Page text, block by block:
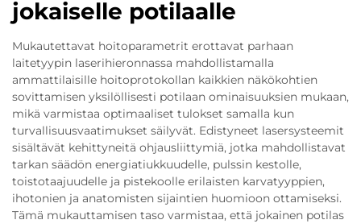
jokaiselle potilaalle
Mukautettavat hoitoparametrit erottavat parhaan
laitetyypin laserihieronnassa mahdollistamalla
ammattilaisille hoitoprotokollan kaikkien näkökohtien
sovittamisen yksilöllisesti potilaan ominaisuuksien mukaan,
mikä varmistaa optimaaliset tulokset samalla kun
turvallisuusvaatimukset säilyvät. Edistyneet lasersysteemit
sisältävät kehittyneitä ohjausliittymiä, jotka mahdollistavat
tarkan säädön energiatiukkuudelle, pulssin kestolle,
toistotaajuudelle ja pistekoolle erilaisten karvatyyppien,
ihotonien ja anatomisten sijaintien huomioon ottamiseksi.
Tämä mukauttamisen taso varmistaa, että jokainen potilas